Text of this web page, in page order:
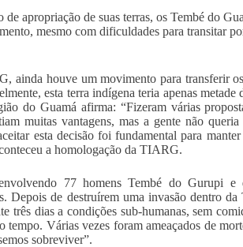
apropriação de suas terras, os Tembé do
mesmo com dificuldades para transitar
ainda houve um movimento para transferir
esta terra indígena teria apenas
do Guamá afirma: “Fizeram várias
muitas vantagens, mas a gente não
esta decisão foi fundamental para
a homologação da TIARG.
77 homens Tembé do Gurupi e
Depois de destruírem uma invasão dentro da
três dias a condições sub-humanas, sem
Várias vezes foram ameaçados de
sobreviver”.